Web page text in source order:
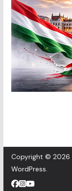
Copyright © 2026
WordPress.